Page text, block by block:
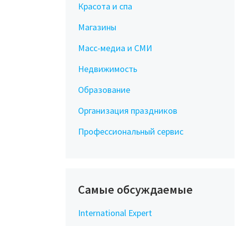
Красота и спа
Магазины
Масс-медиа и СМИ
Недвижимость
Образование
Организация праздников
Профессиональный сервис
Самые обсуждаемые
International Expert